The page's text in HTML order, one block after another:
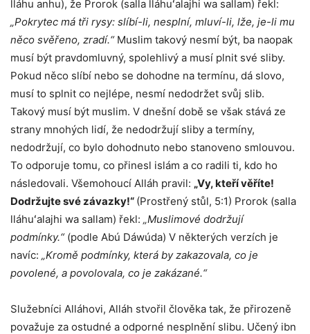
lláhu anhu), že Prorok (salla lláhuʻalajhi wa sallam) řekl:
„Pokrytec má tři rysy: slíbí-li, nesplní, mluví-li, lže, je-li mu
něco svěřeno, zradí.“Muslim takový nesmí být, ba naopak
musí být pravdomluvný, spolehlivý a musí plnit své sliby.
Pokud něco slíbí nebo se dohodne na termínu, dá slovo,
musí to splnit co nejlépe, nesmí nedodržet svůj slib.
Takový musí být muslim. V dnešní době se však stává ze
strany mnohých lidí, že nedodržují sliby a termíny,
nedodržují, co bylo dohodnuto nebo stanoveno smlouvou.
To odporuje tomu, co přinesl islám a co radili ti, kdo ho
následovali. Všemohoucí Alláh pravil: „Vy, kteří věříte!
Dodržujte své závazky!“ (Prostřený stůl, 5:1) Prorok (salla
lláhuʻalajhi wa sallam) řekl: „Muslimové dodržují
podmínky.“(podle Abú Dáwúda) V některých verzích je
navíc: „Kromě podmínky, která by zakazovala, co je
povolené, a povolovala, co je zakázané.“
Služebníci Alláhovi, Alláh stvořil člověka tak, že přirozeně
považuje za ostudné a odporné nesplnění slibu. Učený ibn